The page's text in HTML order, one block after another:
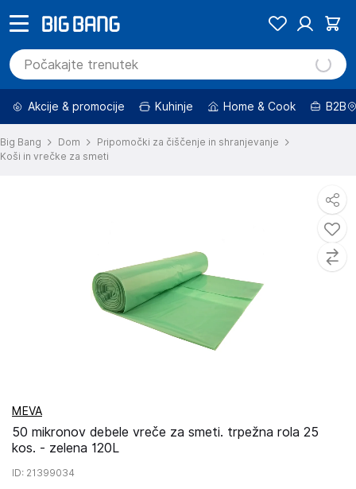
Akcije & promocije Kuhinje Home & Cook B2B
Big Bang Dom
Pripomočki za čiščenje in shranjevanje
Koši in vrečke za smeti
MEVA
50 mikronov debele vreče za smeti. trpežna rola 25
kos. - zelena 120L
ID: 21399034